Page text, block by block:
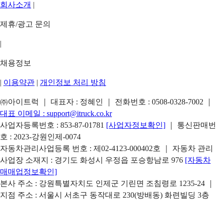
회사소개 |
제휴/광고 문의
|
채용정보
| 이용약관 | 개인정보 처리 방침
㈜아이트럭 ｜ 대표자 : 정혜인 ｜ 전화번호 : 0508-0328-7002
대표 이메일 : support@itruck.co.kr
사업자등록번호 : 853-87-01781 [사업자정보확인]
｜ 통신판매번
호 : 2023-강원인제-0074
자동차관리사업등록 번호 : 제02-4123-000402호 ｜ 자동차 관리
사업장 소재지 : 경기도 화성시 우정읍 포승항남로 976 [자동차
매매업정보확인]
본사 주소 : 강원특별자치도 인제군 기린면 조침령로 1235-24 ｜
지점 주소 : 서울시 서초구 동작대로 230(방배동) 화련빌딩 3층